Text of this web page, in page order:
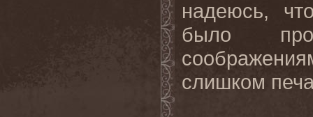
надеюсь,
было
слишком